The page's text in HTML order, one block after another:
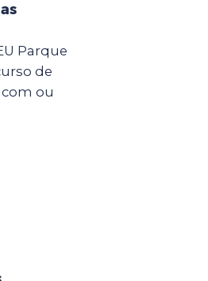
Parque
de
ou